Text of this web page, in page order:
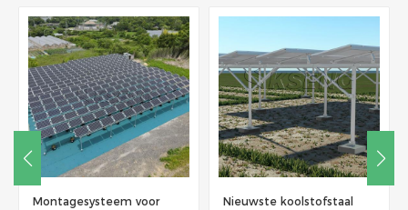
Montagesysteem voor
Nieuwste koolstofstaal